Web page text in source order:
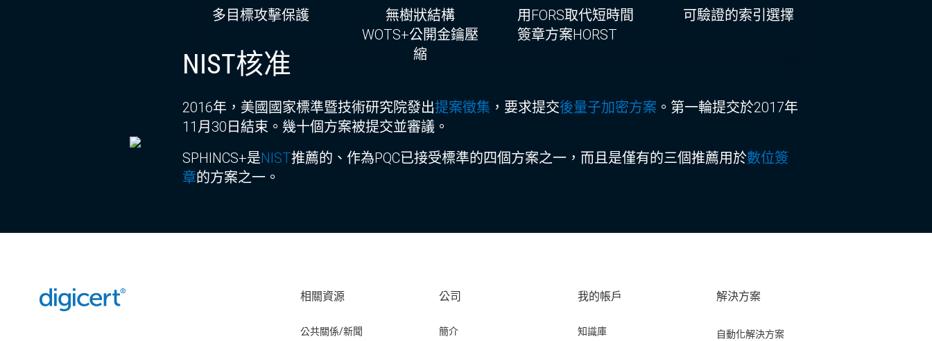
多目標攻擊保護
無樹狀結構
WOTS+公開金鑰壓
縮
用FORS取代短時間
簽章方案HORST
可驗證的索引選擇
NIST核准
2016年，美國國家標準暨技術研究院發出提案徵集 ，要求提交後量子加密方案 。第一輪提交於2017年
11月30日結束。幾十個方案被提交並審議。
SPHINCS+是NIST推薦的、作為PQC已接受標準的四個方案之一，而且是僅有的三個推薦用於數位簽
章的方案之一。
相關資源
公共關係/新聞
公司
簡介
我的帳戶
知識庫
解決方案
自動化解決方案